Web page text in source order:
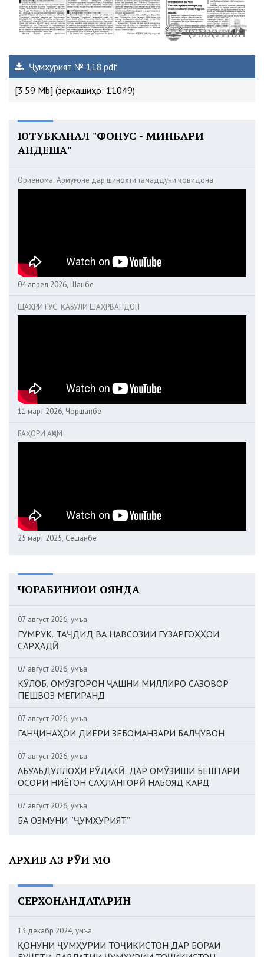
Ҷумҳурият № 118.pdf
[3.59 Mb] (зеркашиҳо: 11049)
ЮТУБКАНАЛ "ФОНУС - МИНБАРИ
АНДЕША"
Ориёнома. Армуғоне дар шинохти тамаддуни ҷовидона
04 апрел 2026, Шанбе
ШАҲРИТУС. ҚАБУЛИ ШАҲРВАНДОН
11 март 2026, Чоршанбе
БАҲОРИ АҶАМ
25 март 2025, Сешанбе
ЧОРАБИНИҲОИ ОЯНДА
07 август 2026, Ҷумъа
ГУМРУК. ТАҶДИД ВА НАВСОЗИИ ГУЗАРГОҲҲОИ
САРҲАДӢ
07 август 2026, Ҷумъа
КӮЛОБ. ОМӮЗГОРОН ҶАШНИ МИЛЛИРО САЗОВОР
ПЕШВОЗ МЕГИРАНД
07 август 2026, Ҷумъа
ГАНҶИНАҲОИ ДИЁРИ ЗЕБОМАНЗАРИ БАЛҶУВОН
07 август 2026, Ҷумъа
АБУАБДУЛЛОҲИ РӮДАКӢ. ДАР ОМӮЗИШИ БЕШТАРИ
ОСОРИ НИЁГОН САҲЛАНГОРӢ НАБОЯД КАРД
07 август 2026, Ҷумъа
БА ОЗМУНИ “ҶУМҲУРИЯТ”
АРХИВ АЗ РӮИ МОҲ
СЕРХОНАНДАТАРИН
13 декабр 2024, Ҷумъа
ҚОНУНИ ҶУМҲУРИИ ТОҶИКИСТОН ДАР БОРАИ